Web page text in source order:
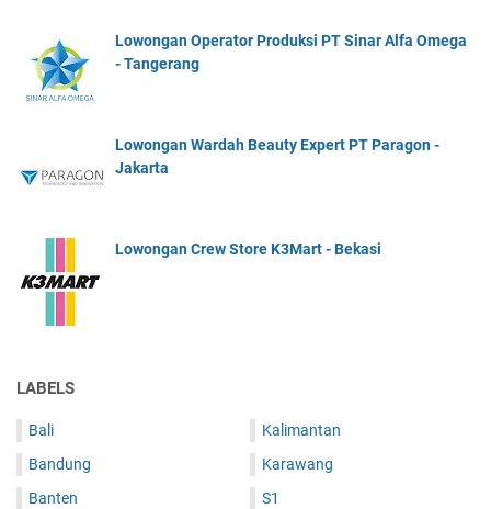
Lowongan Operator Produksi PT Sinar Alfa Omega
- Tangerang
Lowongan Wardah Beauty Expert PT Paragon -
Jakarta
Lowongan Crew Store K3Mart - Bekasi
LABELS
Bali
Bandung
Banten
Kalimantan
Karawang
S1